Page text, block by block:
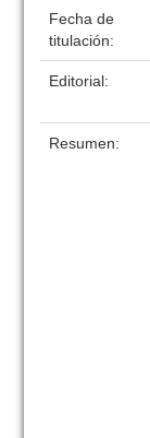
Fecha de
titulación:
Editorial:
Resumen: